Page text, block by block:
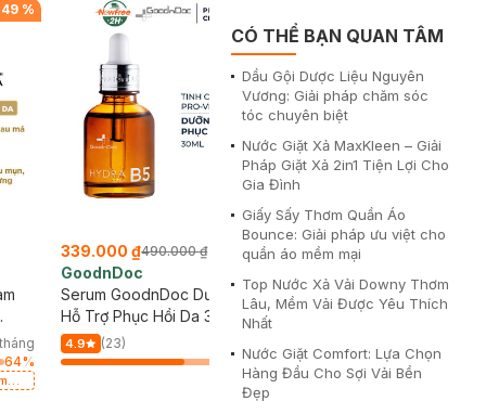
49 %
64%
339.000 ₫490.000 ₫
GoodnDoc
Serum GoodnDoc Dưỡng Ẩm,
Hỗ Trợ Phục Hồi Da 30ml
4.9 (23)
64%
CÓ THỂ BẠN QUAN TÂM
Dầu Gội Dược Liệu Nguyên
Vương: Giải pháp chăm sóc
tóc chuyên biệt
Nước Giặt Xả MaxKleen – Giải
Pháp Giặt Xả 2in1 Tiện Lợi Cho
Gia Đình
Giấy Sấy Thơm Quần Áo
Bounce: Giải pháp ưu việt cho
quần áo mềm mại
Top Nước Xả Vải Downy Thơm
Lâu, Mềm Vải Được Yêu Thích
Nhất
Nước Giặt Comfort: Lựa Chọn
Hàng Đầu Cho Sợi Vải Bền
Đẹp